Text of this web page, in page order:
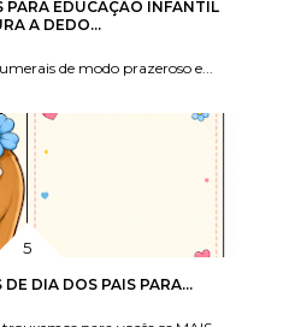
PARA EDUCAÇÃO INFANTIL
A DEDO...
de modo prazeroso e...
DIA DOS PAIS PARA...